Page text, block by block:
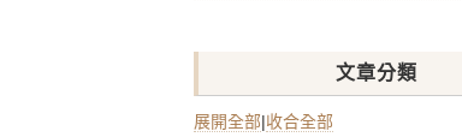
文章分類
展開全部|收合全部